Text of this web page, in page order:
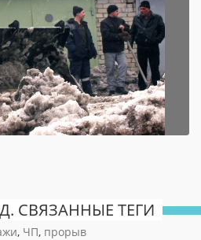
СВЯЗАННЫЕ ТЕГИ
, ЧП, прорыв